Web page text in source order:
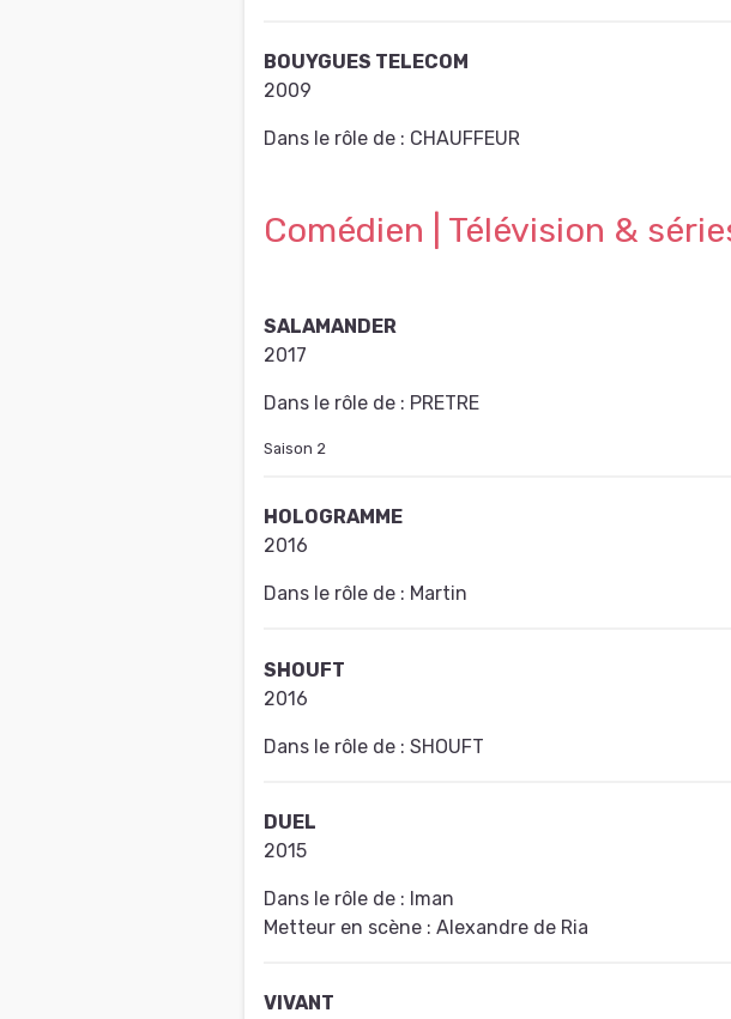
BOUYGUES TELECOM
2009
Dans le rôle de : CHAUFFEUR
Comédien | Télévision &
SALAMANDER
2017
Dans le rôle de : PRETRE
Saison 2
HOLOGRAMME
2016
Dans le rôle de : Martin
SHOUFT
2016
Dans le rôle de : SHOUFT
DUEL
2015
Dans le rôle de : Iman
Metteur en scène : Alexandre de Ria
VIVANT